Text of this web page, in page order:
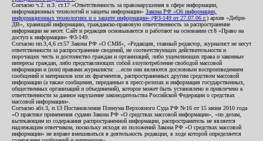
Согласно ч.2. п.3. ст.17 «Ответственность за правонарушения в сфере информации,
информационных технологий и защиты информации» Закона РФ «Об информации,
информационных технологиях и о защите информации» (ФЗ-149 от 27.07.06 г.) архив «Дебри-
ДВ», хранящий информацию, гражданско-правовую ответственность за распространение
информации не несет. Сайт и редакция основываются и работают на основании ст.8 «Право на
доступ к информации» ФЗ-149.
Согласно пп.3,4,6 ст.57 Закона РФ «О СМИ», «Редакция, главный редактор, журналист не несут
ответственности за распространение сведений, не соответствующих действительности и
порочащих честь и достоинство граждан и организаций, либо ущемляющих права и законные
интересы граждан, либо представляющих собой злоупотребление свободой массовой
информации и (или) правами журналиста: ...если они являются дословным воспроизведением
сообщений и материалов или их фрагментов, распространенных другим средством массовой
информации (а также сообщения, переданные в пресс-релизах и информация государственных,
общественных организаций и объединений), которое может быть установлено и привлечено к
ответственности за данное нарушение законодательства Российской Федерации о средствах
массовой информации».
Согласно абз.3, п.13 Постановления Пленума Верховного Суда РФ №16 от 15 июня 2010 года
«О практике применения судами Закона РФ «О средствах массовой информации», «по делам,
вытекающим из содержания распространенной информации, распространитель не является
надлежащим ответчиком, поскольку исходя из положений Закона РФ «О средствах массовой
информации» не вправе вмешиваться в деятельность редакции, в ходе которой определяется